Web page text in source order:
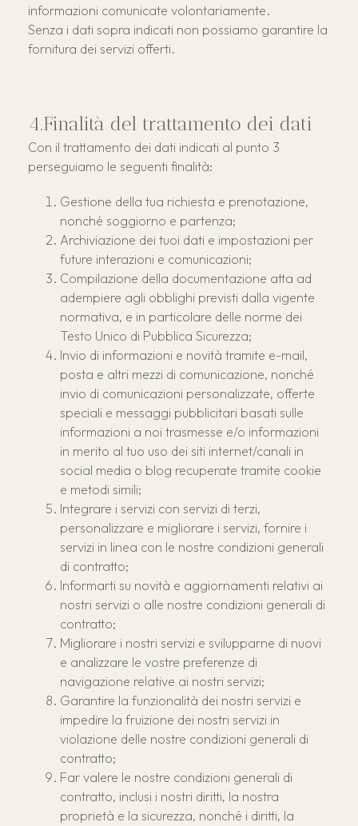
informazioni comunicate volontariamente.
Senza i dati sopra indicati non possiamo garantire la
fornitura dei servizi offerti.
Finalità del trattamento dei dati
Con il trattamento dei dati indicati al punto 3
perseguiamo le seguenti finalità:
Gestione della tua richiesta e prenotazione,
nonché soggiorno e partenza;
Archiviazione dei tuoi dati e impostazioni per
future interazioni e comunicazioni;
Compilazione della documentazione atta ad
adempiere agli obblighi previsti dalla vigente
normativa, e in particolare delle norme dei
Testo Unico di Pubblica Sicurezza;
Invio di informazioni e novità tramite e-mail,
posta e altri mezzi di comunicazione, nonché
invio di comunicazioni personalizzate, offerte
speciali e messaggi pubblicitari basati sulle
informazioni a noi trasmesse e/o informazioni
in merito al tuo uso dei siti internet/canali in
social media o blog recuperate tramite cookie
e metodi simili;
Integrare i servizi con servizi di terzi,
personalizzare e migliorare i servizi, fornire i
servizi in linea con le nostre condizioni generali
di contratto;
Informarti su novità e aggiornamenti relativi ai
nostri servizi o alle nostre condizioni generali di
contratto;
Migliorare i nostri servizi e svilupparne di nuovi
e analizzare le vostre preferenze di
navigazione relative ai nostri servizi;
Garantire la funzionalità dei nostri servizi e
impedire la fruizione dei nostri servizi in
violazione delle nostre condizioni generali di
contratto;
Far valere le nostre condizioni generali di
contratto, inclusi i nostri diritti, la nostra
proprietà e la sicurezza, nonché i diritti, la